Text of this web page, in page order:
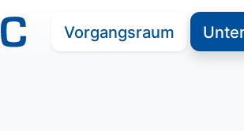
Vorgangsraum